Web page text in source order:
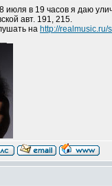
июля в 19 часов я даю
авт. 191, 215.
на http://realmusic.ru/